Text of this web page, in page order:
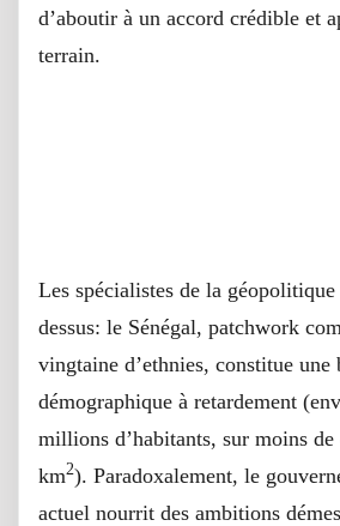
d’aboutir à un accord crédible et
terrain.
Les spécialistes de la
dessus: le Sénégal, patchwork
vingtaine d’ethnies, constitue une
démographique à retardement
millions d’habitants, sur moins
km2). Paradoxalement, le
actuel nourrit des ambitions